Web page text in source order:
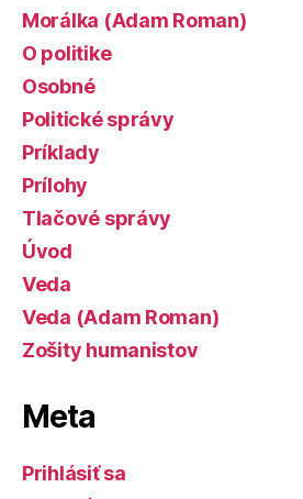
Morálka (Adam Roman)
O politike
Osobné
Politické správy
Príklady
Prílohy
Tlačové správy
Úvod
Veda
Veda (Adam Roman)
Zošity humanistov
Meta
Prihlásiť sa